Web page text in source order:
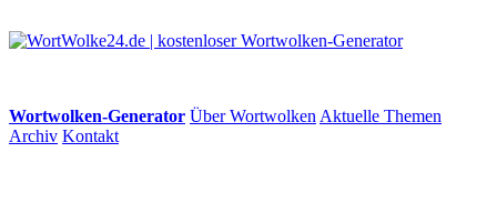
Wortwolken-Generator Über Wortwolken Aktuelle Themen
Archiv Kontakt